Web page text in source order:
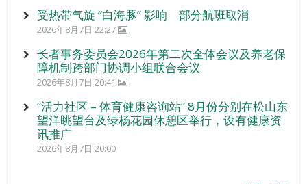
受热带气旋 “白海豚” 影响 部分航班取消
2026年8月7日 22:27
长者事务委员会2026年第二次全体会议及养老保
障机制跨部门协调小组联合会议
2026年8月7日 20:41
“活力社区 – 体育健康咨询站” 8月份分别在松山东
望洋眺望台及绿杨花园休憩区举行，设有健康资
讯推广
2026年8月7日 20:00